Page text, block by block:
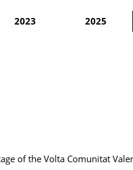
2023 2025
of the Volta Comunitat